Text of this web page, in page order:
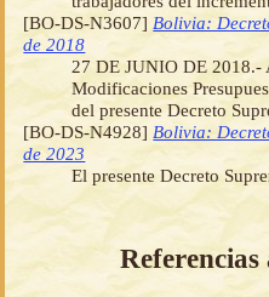
[BO-DS-N3607] Bolivia:
de 2018
27 DE JUNIO DE 2018.-
Modificaciones
del presente Decreto
[BO-DS-N4928] Bolivia:
de 2023
El presente Decreto